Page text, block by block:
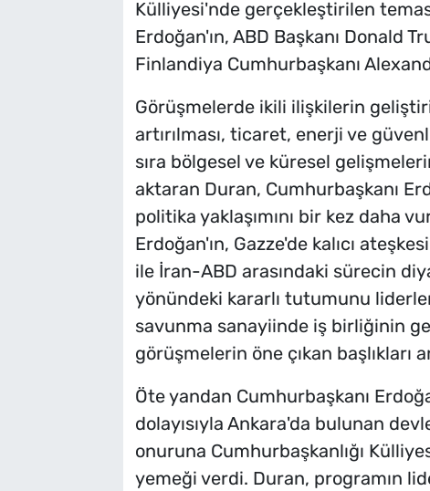
Külliyesi'nde gerçekleştirilen
Erdoğan'ın, ABD Başkanı Donald
Finlandiya Cumhurbaşkanı
Görüşmelerde ikili ilişkilerin
artırılması, ticaret, enerji ve
sıra bölgesel ve küresel
aktaran Duran, Cumhurbaşkanı
politika yaklaşımını bir kez daha
Erdoğan'ın, Gazze'de kalıcı
ile İran-ABD arasındaki sürecin
yönündeki kararlı tutumunu
savunma sanayiinde iş birliğinin
görüşmelerin öne çıkan başlıkları
Öte yandan Cumhurbaşkanı
dolayısıyla Ankara'da bulunan
onuruna Cumhurbaşkanlığı
yemeği verdi. Duran, programın